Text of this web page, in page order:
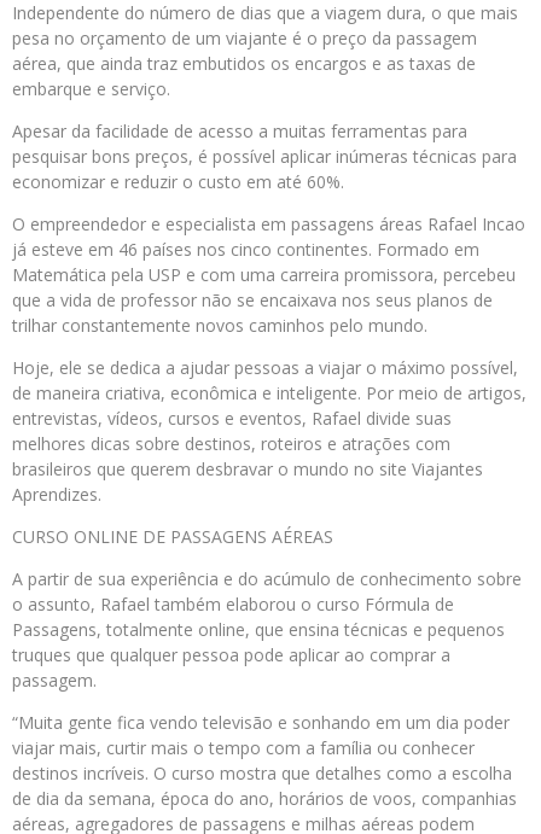
Independente do número de dias que a viagem dura, o que mais
pesa no orçamento de um viajante é o preço da passagem
aérea, que ainda traz embutidos os encargos e as taxas de
embarque e serviço.
Apesar da facilidade de acesso a muitas ferramentas para
pesquisar bons preços, é possível aplicar inúmeras técnicas para
economizar e reduzir o custo em até 60%.
O empreendedor e especialista em passagens áreas Rafael Incao
já esteve em 46 países nos cinco continentes. Formado em
Matemática pela USP e com uma carreira promissora, percebeu
que a vida de professor não se encaixava nos seus planos de
trilhar constantemente novos caminhos pelo mundo.
Hoje, ele se dedica a ajudar pessoas a viajar o máximo possível,
de maneira criativa, econômica e inteligente. Por meio de artigos,
entrevistas, vídeos, cursos e eventos, Rafael divide suas
melhores dicas sobre destinos, roteiros e atrações com
brasileiros que querem desbravar o mundo no site Viajantes
Aprendizes.
CURSO ONLINE DE PASSAGENS AÉREAS
A partir de sua experiência e do acúmulo de conhecimento sobre
o assunto, Rafael também elaborou o curso Fórmula de
Passagens, totalmente online, que ensina técnicas e pequenos
truques que qualquer pessoa pode aplicar ao comprar a
passagem.
“Muita gente fica vendo televisão e sonhando em um dia poder
viajar mais, curtir mais o tempo com a família ou conhecer
destinos incríveis. O curso mostra que detalhes como a escolha
de dia da semana, época do ano, horários de voos, companhias
aéreas, agregadores de passagens e milhas aéreas podem